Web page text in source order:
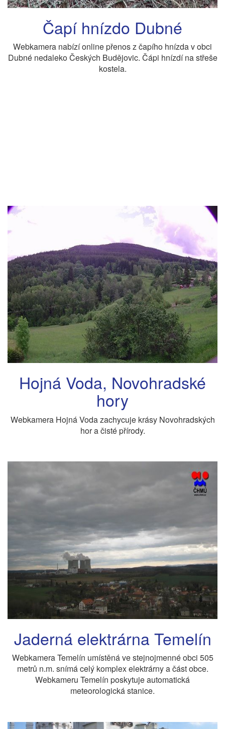
Čapí hnízdo Dubné
Webkamera nabízí online přenos z čapího hnízda v obci
Dubné nedaleko Českých Budějovic. Čápi hnízdí na střeše
kostela.
Hojná Voda, Novohradské
hory
Webkamera Hojná Voda zachycuje krásy Novohradských
hor a čisté přírody.
Jaderná elektrárna Temelín
Webkamera Temelín umístěná ve stejnojmenné obci 505
metrů n.m. snímá celý komplex elektrárny a část obce.
Webkameru Temelín poskytuje automatická
meteorologická stanice.